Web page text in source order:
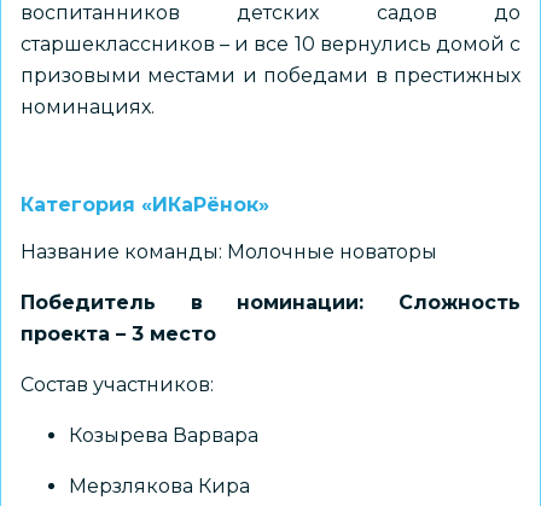
воспитанников детских садов до
старшеклассников – и все 10 вернулись домой с
призовыми местами и победами в престижных
номинациях.
Категория «ИКаРёнок»
Название команды: Молочные новаторы
Победитель в номинации: Сложность
проекта – 3 место
Состав участников:
Козырева Варвара
Мерзлякова Кира